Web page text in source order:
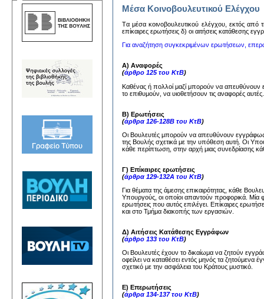
Μέσα Κοινοβουλευτικού Ελέγχου
Tα μέσα κoινoβoυλευτικoύ ελέγχoυ, εκτός από
επίκαιρες ερωτήσεις δ) oι αιτήσεις κατάθεσης
Για αναζήτηση συγκεκριμένων ερωτήσεων,
Α) Αναφορές
(άρθρο 125 του ΚτΒ)
Καθένας ή πολλοί μαζί μπορούν να
το επιθυμούν, να υιοθετήσουν τις αναφορές
Β) Ερωτήσεις
(άρθρα 126-128Β του ΚτΒ)
Οι Βουλευτές μπορούν να απευθύνουν
της Βουλής σχετικά με την υπόθεση αυτή. Οι
κάθε περίπτωση, στην αρχή μιας συνεδρίασης
Γ) Επίκαιρες ερωτήσεις
(άρθρα 129-132Α του ΚτΒ)
Για θέματα της άμεσης επικαιρότητας, κάθε
Υπουργούς, οι οποίοι απαντούν προφορικά. Μία
ερωτήσεις που αυτός επιλέγει. Επίκαιρες
και στο Τμήμα διακοπής των εργασιών.
Δ) Αιτήσεις Κατάθεσης Εγγράφων
(άρθρο 133 του ΚτΒ)
Οι Βουλευτές έχουν το δικαίωμα να ζητούν
οφείλει να καταθέσει εντός μηνός τα
σχετικό με την ασφάλεια του Κράτους μυστικό.
Ε) Επερωτήσεις
(άρθρα 134-137 του ΚτΒ)